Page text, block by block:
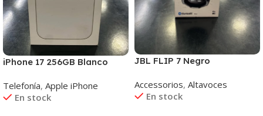
iPhone 17 256GB Blanco
Telefonía, Apple iPhone
En stock
JBL FLIP 7 Negro
Accessorios, Altavoces
En stock